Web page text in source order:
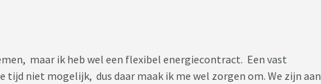
maar ik heb wel een flexibel energiecontract. Een vast
niet mogelijk, dus daar maak ik me wel zorgen om. We zijn aan